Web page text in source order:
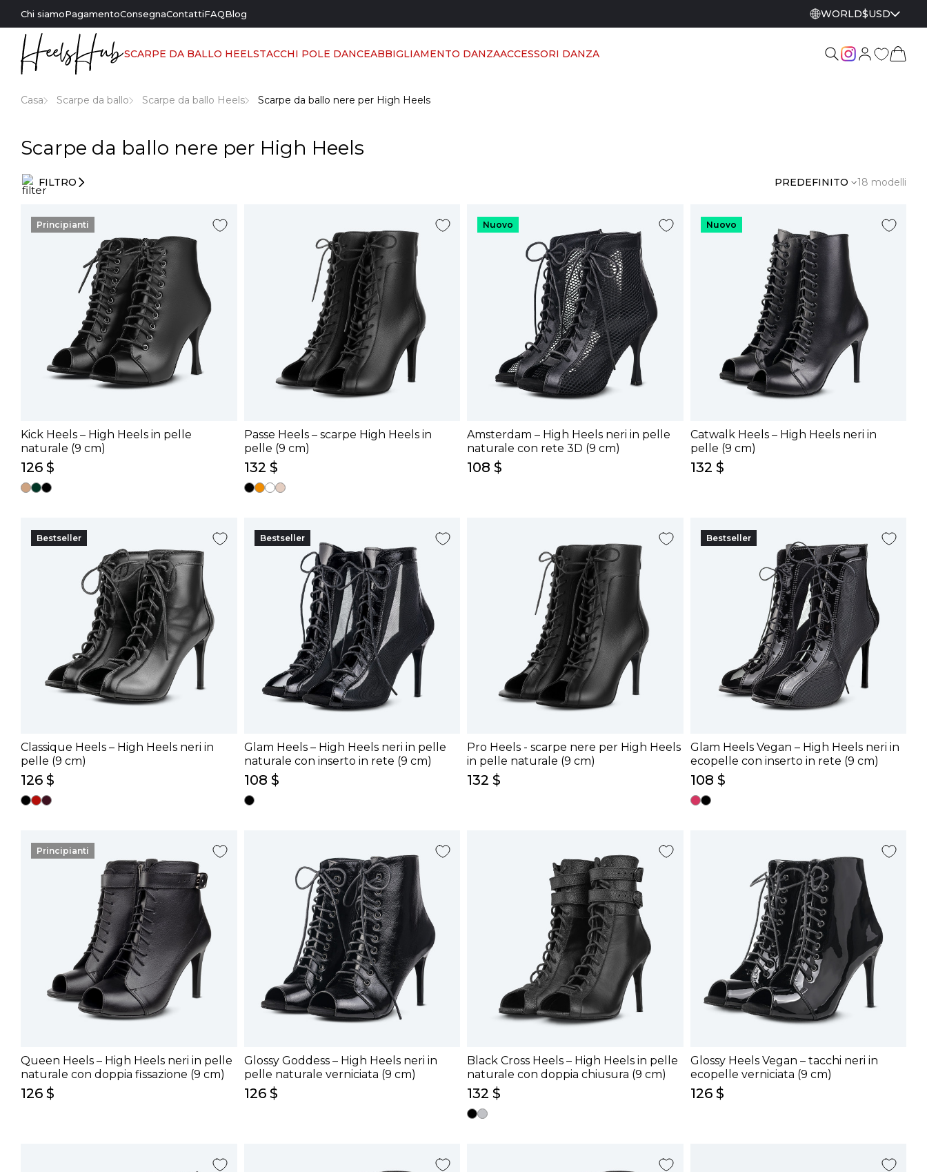
Chi siamoPagamentoConsegnaContattiFAQBlog WORLD$USD
SCARPE DA BALLO HEELSTACCHI POLE DANCEABBIGLIAMENTO DANZAACCESSORI DANZA
Casa Scarpe da ballo Scarpe da ballo Heels Scarpe da ballo nere per High Heels
Scarpe da ballo nere per High Heels
FILTRO PREDEFINITO 18 modelli
ingresso
Principianti
Kick Heels – High Heels in pelle
naturale (9 cm)
126 $
Passe Heels – scarpe High Heels in
pelle (9 cm)
132 $
Nuovo
Amsterdam – High Heels neri in pelle
naturale con rete 3D (9 cm)
108 $
Nuovo
Catwalk Heels – High Heels neri in
pelle (9 cm)
132 $
Bestseller
Classique Heels – High Heels neri in
pelle (9 cm)
126 $
Bestseller
Glam Heels – High Heels neri in pelle
naturale con inserto in rete (9 cm)
108 $
Pro Heels - scarpe nere per High Heels
in pelle naturale (9 cm)
132 $
Bestseller
Glam Heels Vegan – High Heels neri in
ecopelle con inserto in rete (9 cm)
108 $
Principianti
Queen Heels – High Heels neri in pelle
naturale con doppia fissazione (9 cm)
126 $
Glossy Goddess – High Heels neri in
pelle naturale verniciata (9 cm)
126 $
Black Cross Heels – High Heels in pelle
naturale con doppia chiusura (9 cm)
132 $
Glossy Heels Vegan – tacchi neri in
ecopelle verniciata (9 cm)
126 $